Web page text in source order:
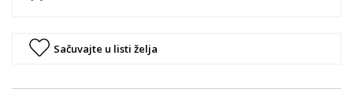
Sačuvajte u listi želja